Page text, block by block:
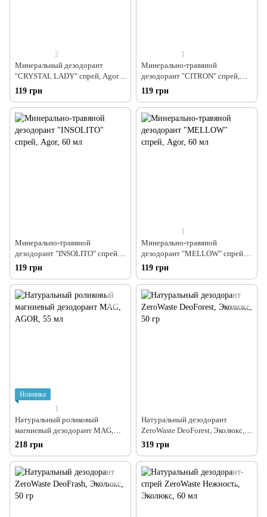
2
Минеральный дезодорант
"CRYSTAL LADY" спрей, Agor,
100 мл
119 грн
1
Минерально-травяной
дезодорант "CITRON" спрей,
Agor, 60 мл
119 грн
Минерально-травяной
дезодорант "INSOLITO" спрей,
Agor, 60 мл
119 грн
1
Минерально-травяной
дезодорант "MELLOW" спрей,
Agor, 60 мл
119 грн
Новинка
1
Натуральный роликовый
магниевый дезодорант MAG,
AGOR, 55 мл
218 грн
Натуральный дезодорант
ZeroWaste DeoForest, Эколюкс,
50 гр
319 грн